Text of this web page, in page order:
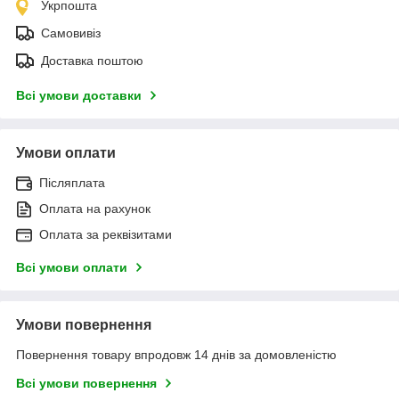
Укрпошта
Самовивіз
Доставка поштою
Всі умови доставки
Умови оплати
Післяплата
Оплата на рахунок
Оплата за реквізитами
Всі умови оплати
Умови повернення
Повернення товару впродовж 14 днів за домовленістю
Всі умови повернення